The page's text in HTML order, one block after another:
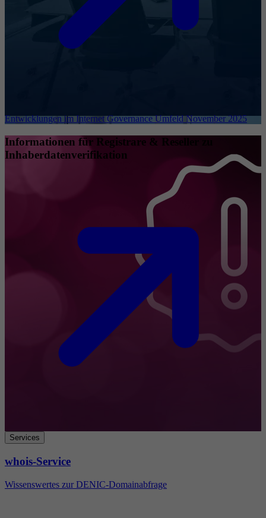
Entwicklungen im Internet Governance Umfeld November 2025
Informationen für Registrare & Reseller zu
Inhaberdatenverifikation
Services
whois-Service
Wissenswertes zur DENIC-Domainabfrage